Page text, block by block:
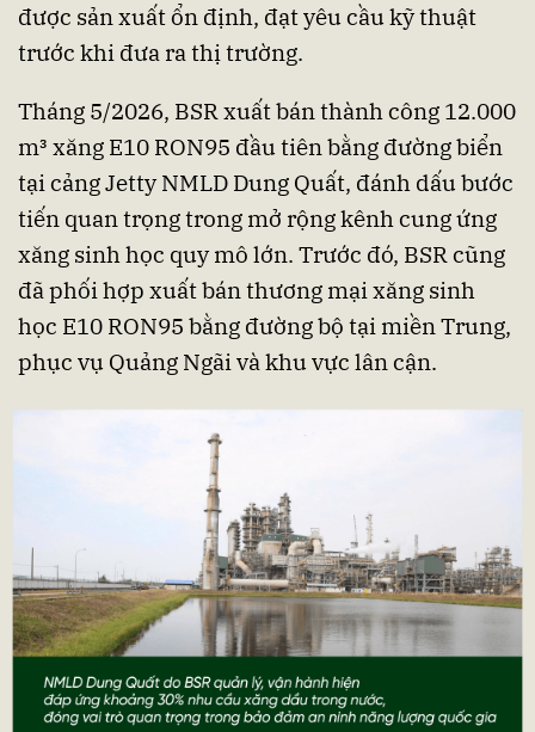
được sản xuất ổn định, đạt yêu cầu kỹ thuật
trước khi đưa ra thị trường.
Tháng 5/2026, BSR xuất bán thành công 12.000
m³ xăng E10 RON95 đầu tiên bằng đường biển
tại cảng Jetty NMLD Dung Quất, đánh dấu bước
tiến quan trọng trong mở rộng kênh cung ứng
xăng sinh học quy mô lớn. Trước đó, BSR cũng
đã phối hợp xuất bán thương mại xăng sinh
học E10 RON95 bằng đường bộ tại miền Trung,
phục vụ Quảng Ngãi và khu vực lân cận.